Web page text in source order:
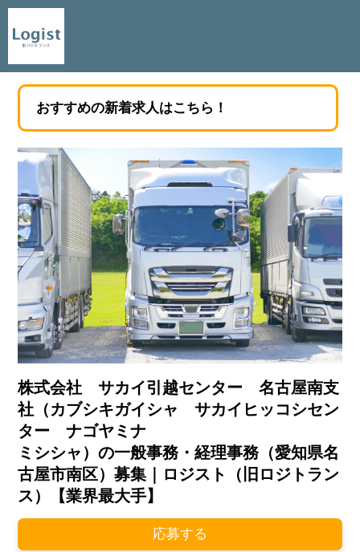
おすすめの新着求人はこちら！
株式会社 サカイ引越センター 名古屋南支
社（カブシキガイシャ サカイヒッコシセン
ター ナゴヤミナ
ミシシャ）の一般事務・経理事務（愛知県名
古屋市南区）募集｜ロジスト（旧ロジトラン
ス）【業界最大手】
応募する